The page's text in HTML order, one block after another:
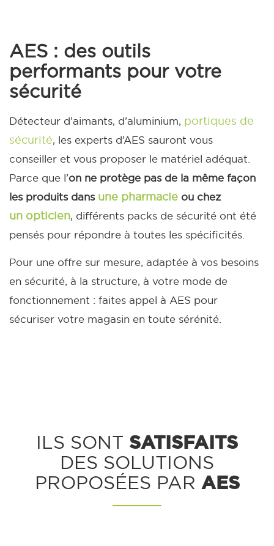
AES : des outils
performants pour votre
sécurité
Détecteur d’aimants, d’aluminium, portiques de
sécurité, les experts d’AES sauront vous
conseiller et vous proposer le matériel adéquat.
Parce que l’on ne protège pas de la même façon
les produits dans une pharmacie ou chez
un opticien, différents packs de sécurité ont été
pensés pour répondre à toutes les spécificités.
Pour une offre sur mesure, adaptée à vos besoins
en sécurité, à la structure, à votre mode de
fonctionnement : faites appel à AES pour
sécuriser votre magasin en toute sérénité.
ILS SONT SATISFAITS
DES SOLUTIONS
PROPOSÉES PAR AES